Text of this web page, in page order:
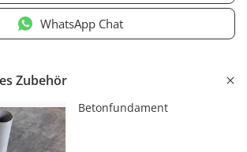
WhatsApp Chat
Zubehör
Betonfundament